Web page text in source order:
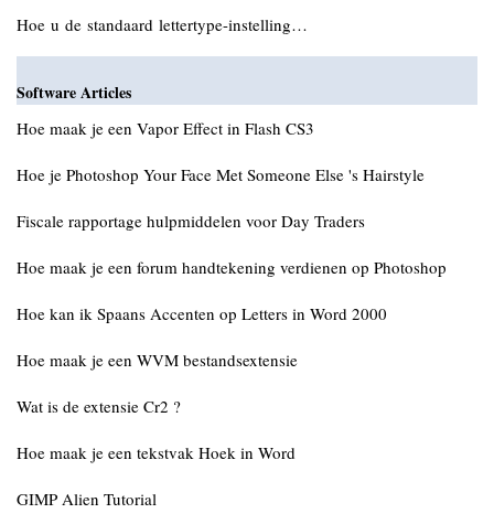
Hoe u de standaard lettertype-instelling…
Software Articles
Hoe maak je een Vapor Effect in Flash CS3
Hoe je Photoshop Your Face Met Someone Else 's Hairstyle
Fiscale rapportage hulpmiddelen voor Day Traders
Hoe maak je een forum handtekening verdienen op Photoshop
Hoe kan ik Spaans Accenten op Letters in Word 2000
Hoe maak je een WVM bestandsextensie
Wat is de extensie Cr2 ?
Hoe maak je een tekstvak Hoek in Word
GIMP Alien Tutorial